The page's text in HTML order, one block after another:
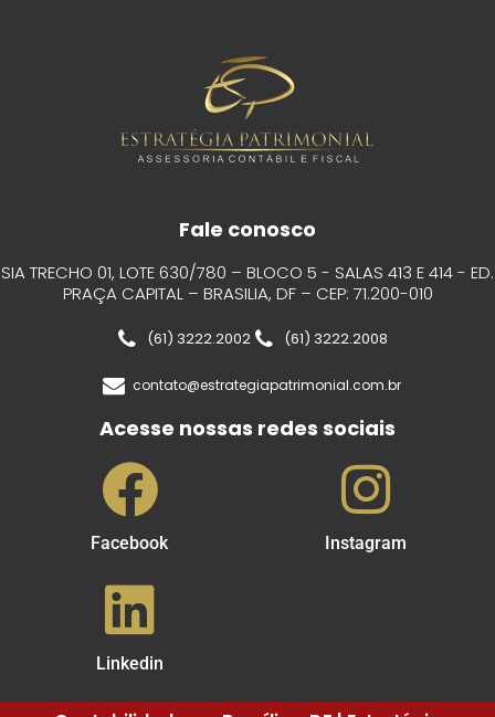
Fale conosco
SIA TRECHO 01, LOTE 630/780 – BLOCO 5 - SALAS 413 E 414 - ED.
PRAÇA CAPITAL – BRASILIA, DF – CEP: 71.200-010
(61) 3222.2002 (61) 3222.2008
contato@estrategiapatrimonial.com.br
Acesse nossas redes sociais
Facebook Instagram
Linkedin